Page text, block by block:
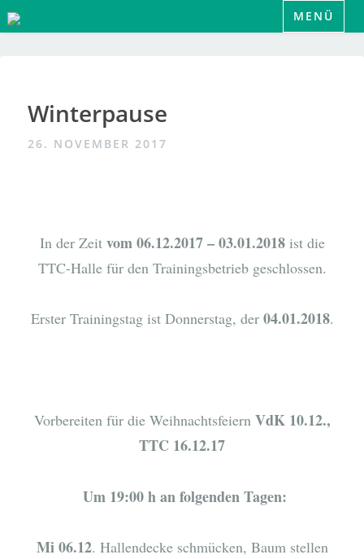
Zum
Inhalt
MENÜ
Winterpause
26. NOVEMBER 2017
In der Zeit vom 06.12.2017 – 03.01.2018ist die
TTC-Halle für den Trainingsbetrieb geschlossen.
Erster Trainingstag ist Donnerstag, der 04.01.2018.
Vorbereiten für die WeihnachtsfeiernVdK 10.12.,
TTC 16.12.17
Um 19:00 h an folgenden Tagen:
Mi 06.12. Hallendecke schmücken, Baum stellen